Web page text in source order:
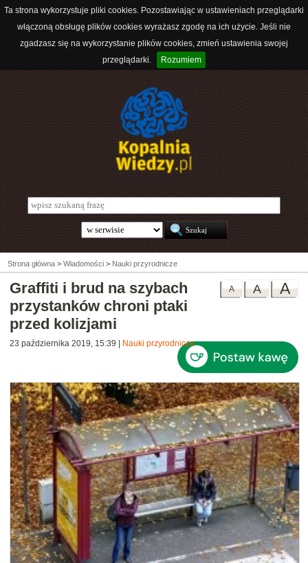
Ta strona wykorzystuje pliki cookies. Pozostawiając w ustawieniach przeglądarki
włączoną obsługę plików cookies wyrażasz zgodę na ich użycie. Jeśli nie
zgadzasz się na wykorzystanie plików cookies, zmień ustawienia swojej
przeglądarki.
Rozumiem
Strona główna > Wiadomości > Nauki przyrodnicze
A
A
A
Graffiti i brud na szybach
przystanków chroni ptaki
przed kolizjami
23 października 2019, 15:39 Nauki przyrodnicze